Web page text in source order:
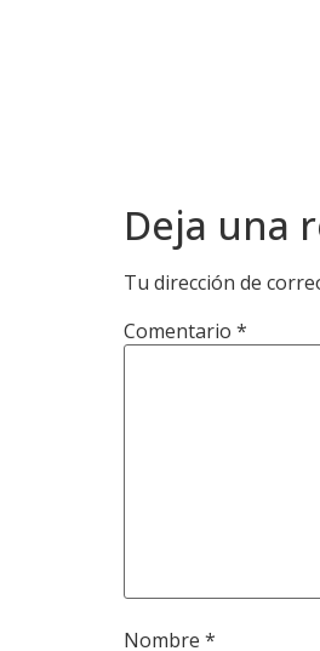
Deja una
Tu dirección de
Comentario *
Nombre *